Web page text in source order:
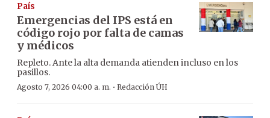
País
Emergencias del IPS está en
código rojo por falta de camas
y médicos
Repleto. Ante la alta demanda atienden incluso en los
pasillos.
Agosto 7, 2026 04:00 a. m. · Redacción ÚH